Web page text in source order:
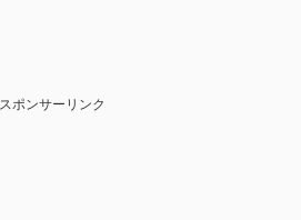
スポンサーリンク